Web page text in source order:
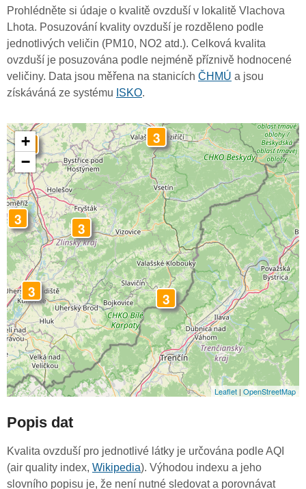
Prohlédněte si údaje o kvalitě ovzduší v lokalitě Vlachova
Lhota. Posuzování kvality ovzduší je rozděleno podle
jednotlivých veličin (PM10, NO2 atd.). Celková kvalita
ovzduší je posuzována podle nejméně příznivě hodnocené
veličiny. Data jsou měřena na stanicích ČHMÚ a jsou
získáváná ze systému ISKO.
3
3
3
3
3
3
+
−
Leaflet | OpenStreetMap
Popis dat
Kvalita ovzduší pro jednotlivé látky je určována podle AQI
(air quality index, Wikipedia). Výhodou indexu a jeho
slovního popisu je, že není nutné sledovat a porovnávat